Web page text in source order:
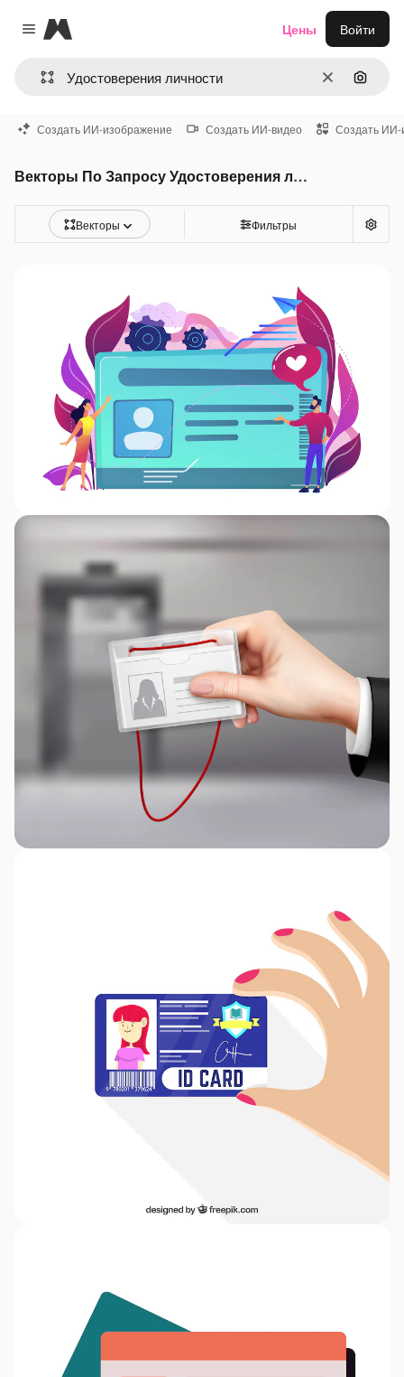
Close menu
Magnific
ОчиститьПоиск
Цены Войти
Создать ИИ-изображение Создать ИИ-видео Создать ИИ-
Векторы По Запросу Удостоверения личности
Векторы Фильтры